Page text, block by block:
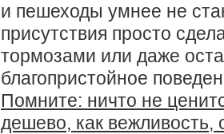
и пешеходы умнее не
присутствия просто
тормозами или даже
благопристойное
Помните: ничто не
дешево, как вежливость,